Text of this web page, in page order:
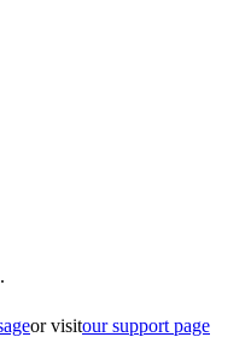
or visitour support page